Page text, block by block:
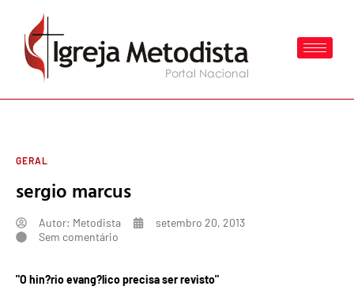
GERAL
sergio marcus
Autor: Metodista
setembro 20, 2013
Sem comentário
"O hin?rio evang?lico precisa ser revisto"